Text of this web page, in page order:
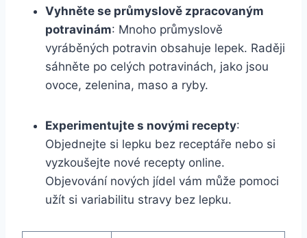
Vyhněte se průmyslově zpracovaným
potravinám: Mnoho průmyslově
vyráběných potravin obsahuje lepek. Raději
sáhněte po celých potravinách, jako jsou
ovoce, zelenina, maso a ryby.
Experimentujte s novými recepty:
Objednejte si lepku bez receptáře nebo si
vyzkoušejte nové recepty online.
Objevování nových jídel vám může pomoci
užít si variabilitu stravy bez lepku.